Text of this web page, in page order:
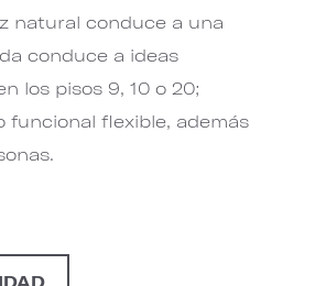
natural conduce a una
conduce a ideas
los pisos 9, 10 o 20;
funcional flexible, además